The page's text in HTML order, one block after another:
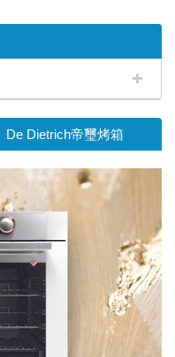
De Dietrich帝璽烤箱